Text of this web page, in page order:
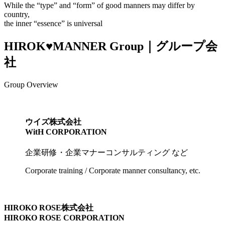
While the “type” and “form” of good manners may differ by
country,
the inner “essence” is universal
HIROK♥MANNER Group｜グループ会
社
Group Overview
ウイズ株式会社
WitH CORPORATION
企業研修・企業マナーコンサルティング など
Corporate training / Corporate manner consultancy, etc.
HIROKO ROSE株式会社
HIROKO ROSE CORPORATION